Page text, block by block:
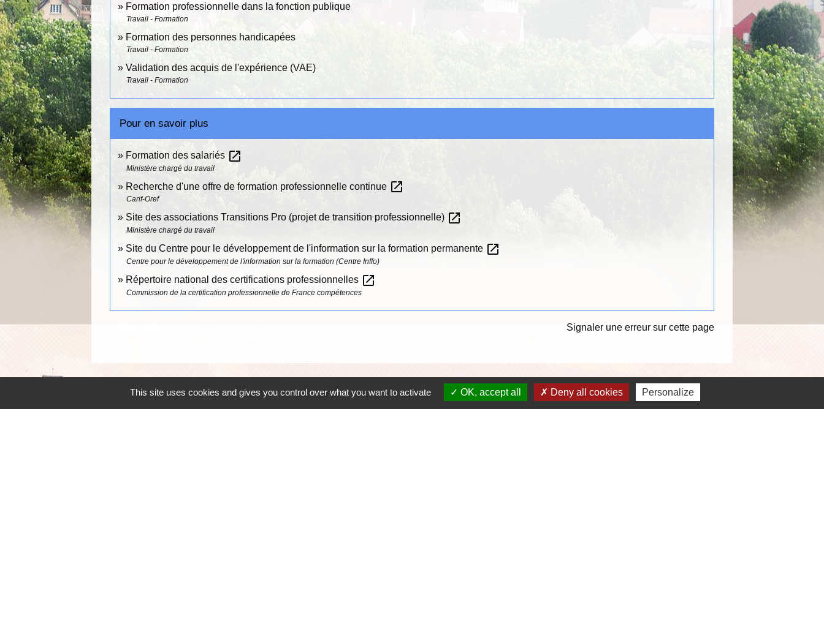
Formation professionnelle dans la fonction publique
Travail - Formation
Formation des personnes handicapées
Travail - Formation
Validation des acquis de l'expérience (VAE)
Travail - Formation
Pour en savoir plus
Formation des salariés open_in_new
Ministère chargé du travail
Recherche d'une offre de formation professionnelle continue open_in_new
Carif-Oref
Site des associations Transitions Pro (projet de transition professionnelle) open_in_new
Ministère chargé du travail
Site du Centre pour le développement de l'information sur la formation permanente open_in_new
Centre pour le développement de l'information sur la formation (Centre Inffo)
Répertoire national des certifications professionnelles open_in_new
Commission de la certification professionnelle de France compétences
Signaler une erreur sur cette page
Mairie, horaires Liens
This site uses cookies and gives you control over what you want to activate OK, accept all Deny all cookies Personalize